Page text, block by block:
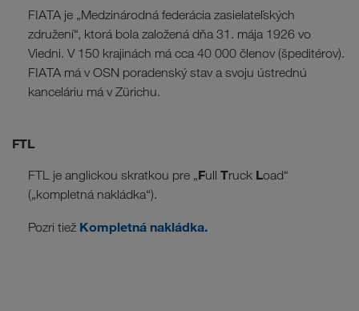
FIATA je „Medzinárodná federácia zasielateľských
združení“, ktorá bola založená dňa 31. mája 1926 vo
Viedni. V 150 krajinách má cca 40 000 členov (špeditérov).
FIATA má v OSN poradenský stav a svoju ústrednú
kanceláriu má v Zürichu.
FTL
FTL je anglickou skratkou pre „Full Truck Load“
(„kompletná nakládka“).
Pozri tiež Kompletná nakládka.